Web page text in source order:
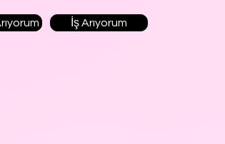
İş Arıyorum